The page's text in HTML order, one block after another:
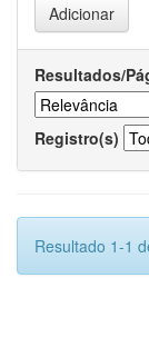
Resultados/
Registro(s)
Resultado 1-1